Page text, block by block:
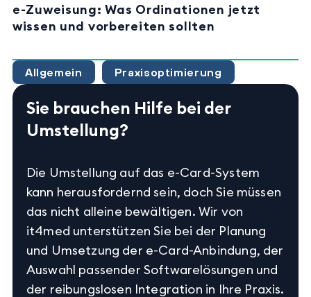
Sie brauchen Hilfe bei der
Umstellung?
Die Umstellung auf das e-Card-System
kann herausfordernd sein, doch Sie müssen
das nicht alleine bewältigen. Wir von
it4med unterstützen Sie bei der Planung
und Umsetzung der e-Card-Anbindung, der
Auswahl passender Softwarelösungen und
der reibungslosen Integration in Ihre Praxis.
e-Zuweisung: Was Ordinationen jetzt
wissen und vorbereiten sollten
Allgemein Praxisoptimierung